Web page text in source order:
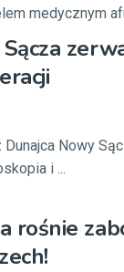
medycznym
Nowy
i ...
rośnie